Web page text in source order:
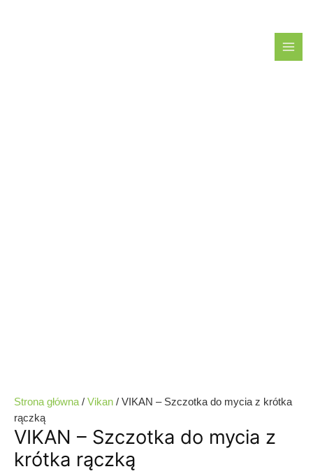
Strona główna / Vikan / VIKAN – Szczotka do mycia z krótka
rączką
VIKAN – Szczotka do mycia z
krótka rączką